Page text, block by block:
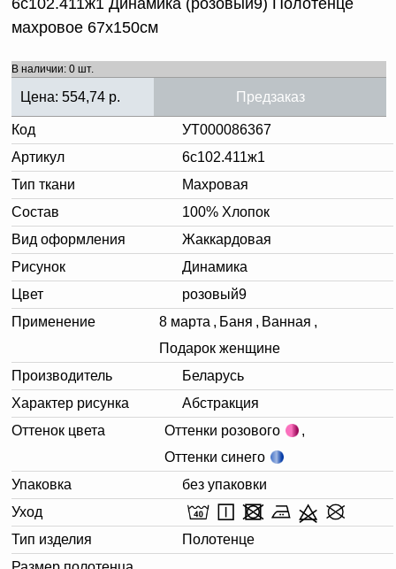
махровое 67х150см
В наличии: 0 шт.
Цена: 554,74 р. Предзаказ
Код
УТ000086367
Артикул
6с102.411ж1
Тип ткани
Махровая
Состав
100% Хлопок
Вид оформления
Жаккардовая
Рисунок
Динамика
Цвет
розовый9
Применение
8 марта , Баня , Ванная ,
Подарок женщине
Производитель
Беларусь
Характер рисунка
Абстракция
Оттенок цвета
Оттенки розового
,
Оттенки синего
Упаковка
без упаковки
Уход
Тип изделия
Полотенце